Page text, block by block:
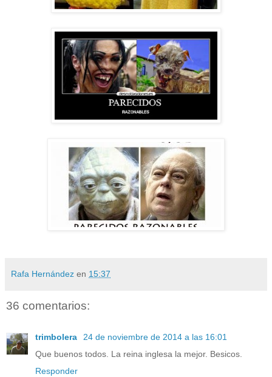
Rafa Hernández en 15:37
36 comentarios:
trimbolera
24 de noviembre de 2014 a las 16:01
Que buenos todos. La reina inglesa la mejor. Besicos.
Responder